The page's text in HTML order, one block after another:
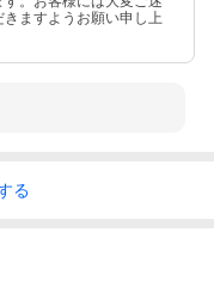
ますようお願い申し上
る